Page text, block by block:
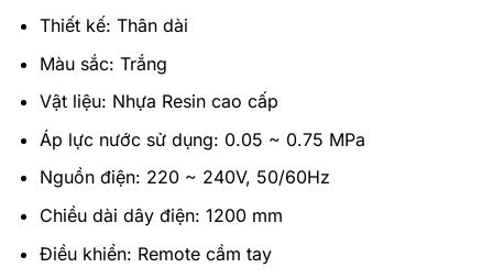
Thiết kế: Thân dài
Màu sắc: Trắng
Vật liệu: Nhựa Resin cao cấp
Áp lực nước sử dụng: 0.05 ~ 0.75 MPa
Nguồn điện: 220 ~ 240V, 50/60Hz
Chiều dài dây điện: 1200 mm
Điều khiển: Remote cầm tay